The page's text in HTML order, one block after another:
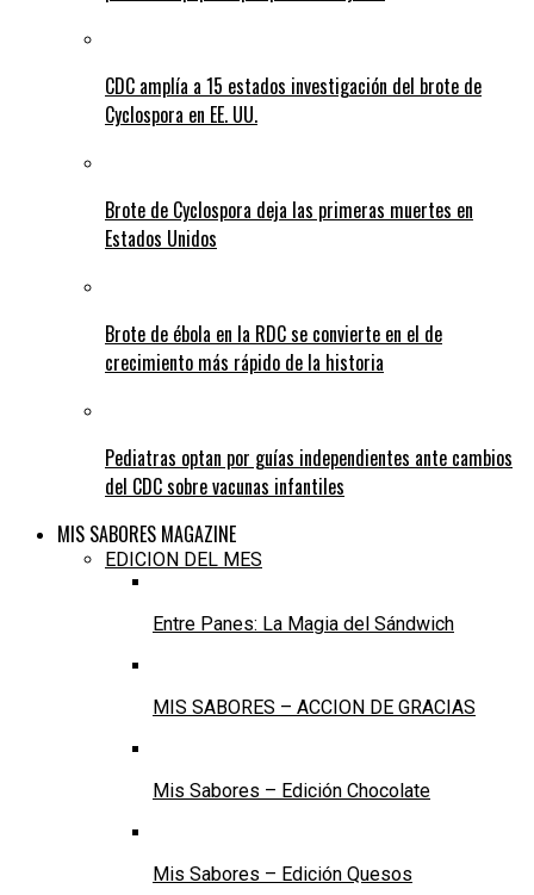
CDC amplía a 15 estados investigación del brote de
Cyclospora en EE. UU.
Brote de Cyclospora deja las primeras muertes en
Estados Unidos
Brote de ébola en la RDC se convierte en el de
crecimiento más rápido de la historia
Pediatras optan por guías independientes ante cambios
del CDC sobre vacunas infantiles
MIS SABORES MAGAZINE
EDICION DEL MES
Entre Panes: La Magia del Sándwich
MIS SABORES – ACCION DE GRACIAS
Mis Sabores – Edición Chocolate
Mis Sabores – Edición Quesos